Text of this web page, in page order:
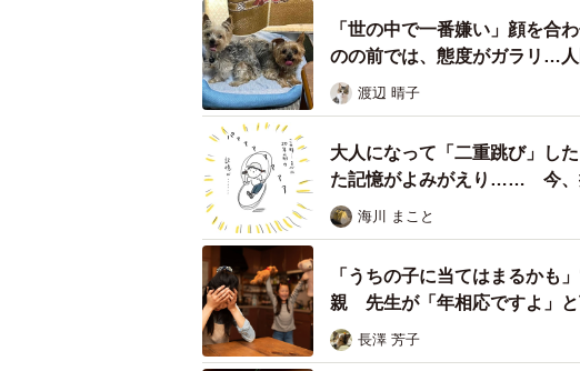
「世の中で一番嫌い」顔を合
のの前では、態度がガラリ…人
渡辺 晴子
大人になって「二重跳び」し
た記憶がよみがえり…… 今、
【漫画】
海川 まこと
「うちの子に当てはまるかも
親 先生が「年相応ですよ」
が解説】
長澤 芳子